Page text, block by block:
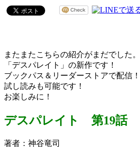
またまたこちらの紹介がまだでした。
「デスパレイト」の新作です！
ブックパス＆リーダーストアで配信！
試し読みも可能です！
お楽しみに！
デスパレイト 第19話
著者：神谷竜司